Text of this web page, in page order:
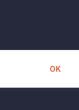
OK